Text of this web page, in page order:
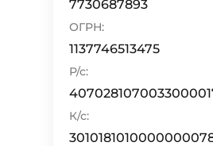
7730687893
ОГРН:
1137746513475
Р/с:
К/с: